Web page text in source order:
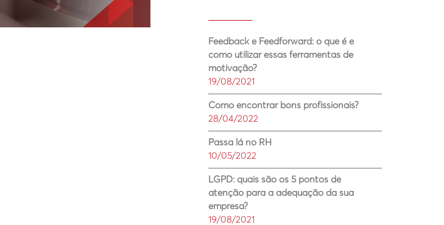
Feedback e Feedforward: o que é e
como utilizar essas ferramentas de
motivação?
19/08/2021
Como encontrar bons profissionais?
28/04/2022
Passa lá no RH
10/05/2022
LGPD: quais são os 5 pontos de
atenção para a adequação da sua
empresa?
19/08/2021